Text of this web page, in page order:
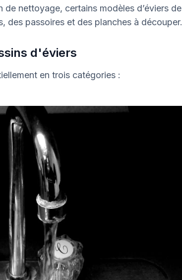
de nettoyage, certains modèles d’éviers de
des passoires et des planches à découper.
d'éviers
en trois catégories :